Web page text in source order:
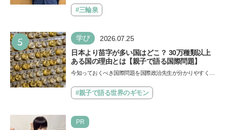
も…#三輪泉
5 学び 2026.07.25
日本より苗字が多い国はどこ？ 30万種類以上
ある国の理由とは【親子で語る国際問題】
今知っておくべき国際問題を国際政治先生が分かりやすく解
類…#親子で語る世界のギモン
PR